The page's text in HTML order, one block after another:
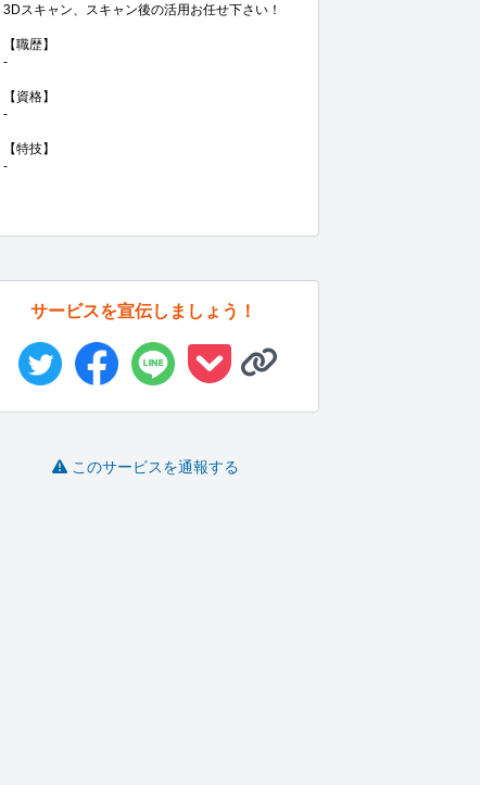
3Dスキャン、スキャン後の活用お任せ下さい！
【職歴】
-
【資格】
-
【特技】
-
サービスを宣伝しましょう！
このサービスを通報する